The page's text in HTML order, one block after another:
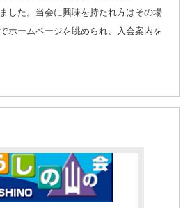
した。当会に興味を持たれ方はその場
ホームページを眺められ、入会案内を